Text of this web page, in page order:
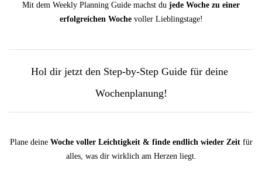
Mit dem Weekly Planning Guide machst du jede Woche zu einer
erfolgreichen Wochevoller Lieblingstage!
Hol dir jetzt den Step-by-Step Guide für deine
Wochenplanung!
Plane deine Woche voller Leichtigkeit & finde endlich wieder Zeitfür
alles, was dir wirklich am Herzen liegt.